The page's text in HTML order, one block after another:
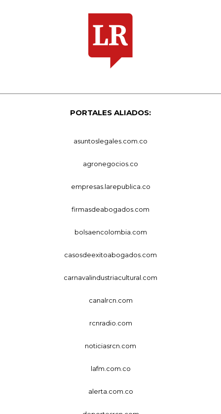
PORTALES ALIADOS:
asuntoslegales.com.co
agronegocios.co
empresas.larepublica.co
firmasdeabogados.com
bolsaencolombia.com
casosdeexitoabogados.com
carnavalindustriacultural.com
canalrcn.com
rcnradio.com
noticiasrcn.com
lafm.com.co
alerta.com.co